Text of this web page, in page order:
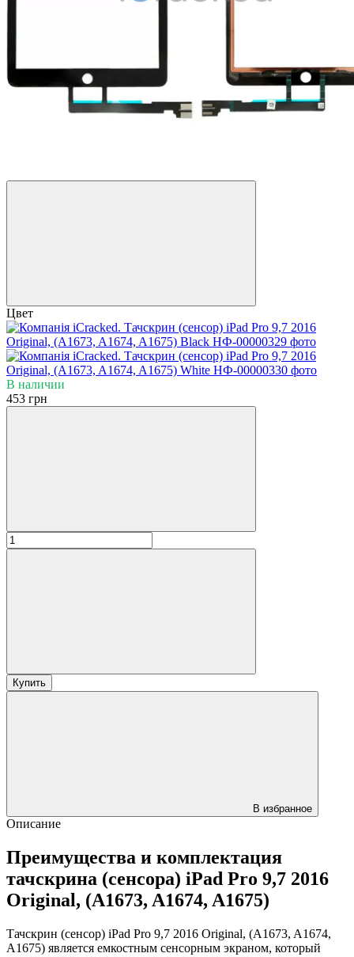
Цвет
В наличии
453 грн
Купить
В избранное
Описание
Преимущества и комплектация
тачскрина (сенсора) iPad Pro 9,7 2016
Original, (A1673, A1674, A1675)
Тачскрин (сенсор) iPad Pro 9,7 2016 Original, (A1673, A1674,
A1675) является емкостным сенсорным экраном, который